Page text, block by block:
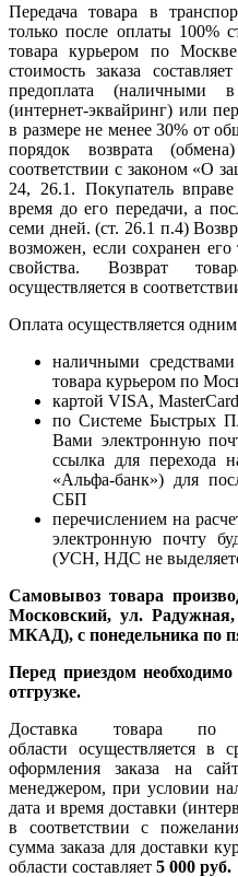
Передача товара в
только после оплаты 100%
товара курьером по
стоимость заказа
предоплата (наличными
(интернет-эквайринг) или
в размере не менее 30% от
порядок возврата
соответствии с законом «О
24, 26.1. Покупатель
время до его передачи, а
семи дней. (ст. 26.1 п.4)
возможен, если сохранен
свойства. Возврат
осуществляется в
Оплата осуществляется
наличными
товара курьером по
картой VISA,
по Системе Быстрых
Вами электронную
ссылка для перехода
«Альфа-банк») для
СБП
перечислением на
электронную почту
(УСН, НДС не
Самовывоз товара
Московский, ул.
МКАД), с понедельника по
Перед приездом
отгрузке.
Доставка товара
области осуществляется
оформления заказа на
менеджером, при условии
дата и время доставки
в соответствии с
сумма заказа для доставки
области составляет 5 000 руб.